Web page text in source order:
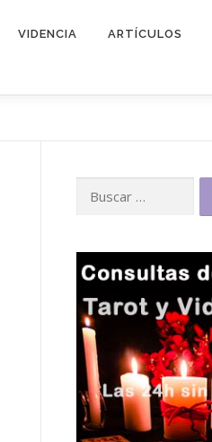
VIDENCIA ARTÍCULOS